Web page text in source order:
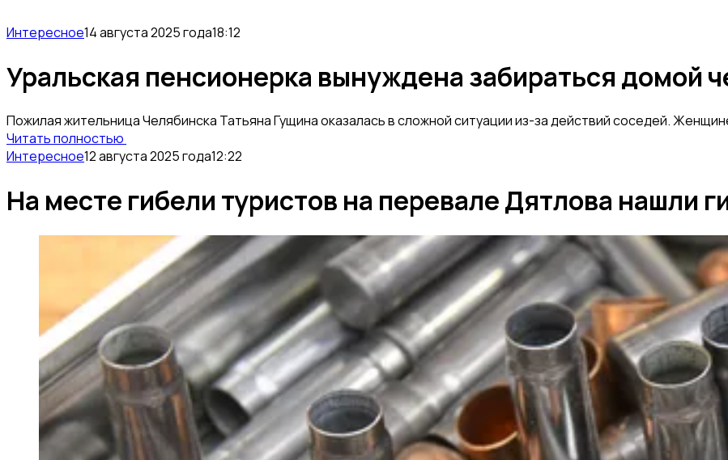
Интересное14 августа 2025 года18:12
Уральская пенсионерка вынуждена забираться домой
Пожилая жительница Челябинска Татьяна Гущина оказалась в сложной ситуации из-за действий соседей.
Читать полностью
Интересное12 августа 2025 года12:22
На месте гибели туристов на перевале Дятлова нашли